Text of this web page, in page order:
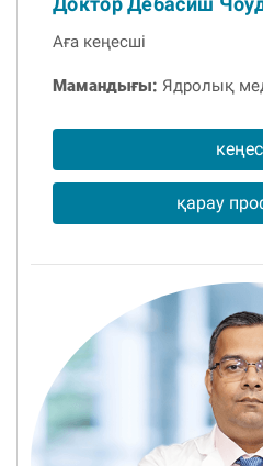
Аға кеңесші
Мамандығы: Ядролық
кеңес
қарау